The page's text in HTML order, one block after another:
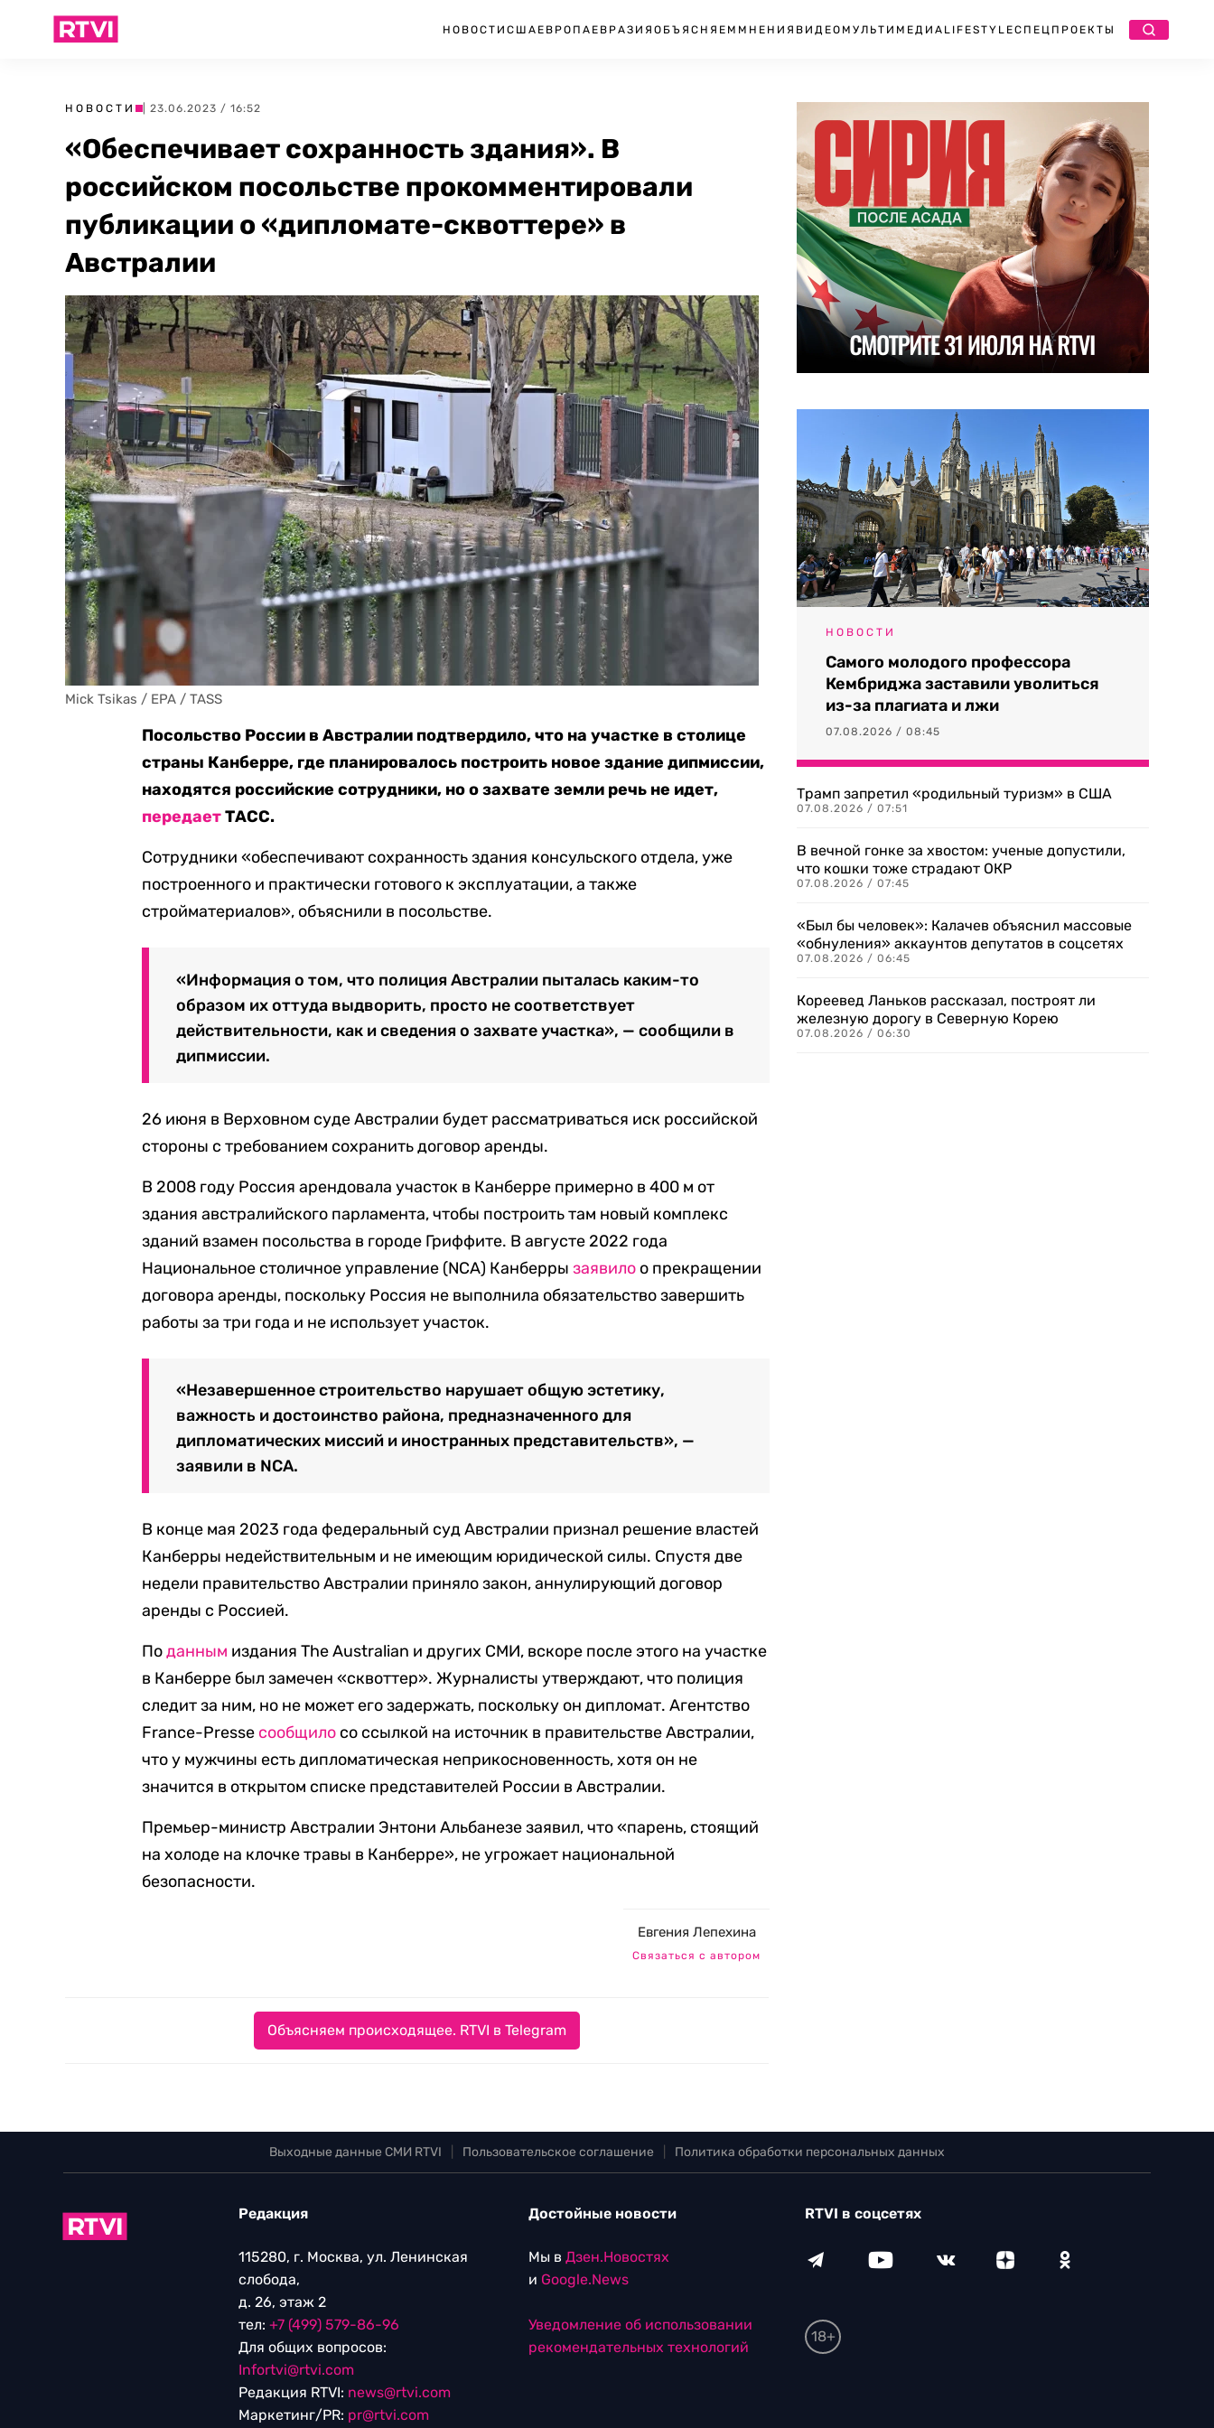
НОВОСТИ США ЕВРОПА ЕВРАЗИЯ ОБЪЯСНЯЕМ МНЕНИЯ ВИДЕО МУЛЬТИМЕДИА LIFESTYLEСПЕЦПРОЕКТЫ
НОВОСТИ | 23.06.2023 / 16:52
«Обеспечивает сохранность здания». В
российском посольстве прокомментировали
публикации о «дипломате-сквоттере» в
Австралии
Mick Tsikas / EPA / TASS
Посольство России в Австралии подтвердило, что на участке встолице
страны Канберре, где планировалось построить новое здание дипмиссии,
находятся российские сотрудники, но о захвате земли речь не идет,
передаетТАСС.
Сотрудники «обеспечивают сохранность здания консульского отдела, уже
построенного и практически готового к эксплуатации, а также
стройматериалов», объяснили в посольстве.
«Информация о том, что полиция Австралии пыталась каким-то
образом их оттуда выдворить, просто не соответствует
действительности, как и сведения о захвате участка», — сообщили в
дипмиссии.
26 июня в Верховном суде Австралии будет рассматриваться иск российской
стороны с требованием сохранить договор аренды.
В 2008 году Россия арендовала участок в Канберре примерно в 400 м от
здания австралийского парламента, чтобы построить там новый комплекс
зданий взамен посольства в городе Гриффите. В августе 2022 года
Национальное столичное управление (NCA) Канберрызаявило о прекращении
договора аренды, поскольку Россия не выполнила обязательство завершить
работы за три года и не использует участок.
«Незавершенное строительство нарушает общую эстетику,
важность и достоинство района, предназначенного для
дипломатических миссий и иностранных представительств», —
заявили в NCA.
В конце мая 2023 года федеральный суд Австралии признал решение властей
Канберры недействительным и не имеющим юридической силы. Спустя две
недели правительствоАвстралии принялозакон, аннулирующий договор
аренды с Россией.
Поданным изданияThe Australian и других СМИ, вскоре после этого на участке
в Канберре был замечен «сквоттер». Журналистыутверждают, что полиция
следит за ним, но не может его задержать, поскольку он дипломат. Агентство
France-Presse сообщило со ссылкой на источник в правительстве Австралии,
что у мужчиныесть дипломатическая неприкосновенность, хотя он не
значится в открытом списке представителей России в Австралии.
Премьер-министр Австралии Энтони Альбанезе заявил, что «парень, стоящий
на холоде на клочке травы в Канберре», не угрожает национальной
безопасности.
Евгения Лепехина
Связаться с автором
Объясняем происходящее. RTVI в Telegram
НОВОСТИ
Самого молодого профессора
Кембриджа заставили уволиться
из-за плагиата и лжи
07.08.2026 / 08:45
Трамп запретил «родильный туризм» в США
07.08.2026 / 07:51
В вечной гонке за хвостом: ученые допустили,
что кошки тоже страдают ОКР
07.08.2026 / 07:45
«Был бы человек»: Калачев объяснил массовые
«обнуления» аккаунтов депутатов в соцсетях
07.08.2026 / 06:45
Кореевед Ланьков рассказал, построят ли
железную дорогу в Северную Корею
07.08.2026 / 06:30
Выходные данные СМИ RTVI Пользовательское соглашение Политика обработки персональных данных
Редакция
115280, г. Москва, ул. Ленинская
слобода,
д. 26, этаж 2
тел: +7 (499) 579-86-96
Для общих вопросов:
Infortvi@rtvi.com
Редакция RTVI: news@rtvi.com
Маркетинг/PR: pr@rtvi.com
Достойные новости
Мы в Дзен.Новостях
и Google.News
Уведомление об использовании
рекомендательных технологий
RTVI в соцсетях
18+